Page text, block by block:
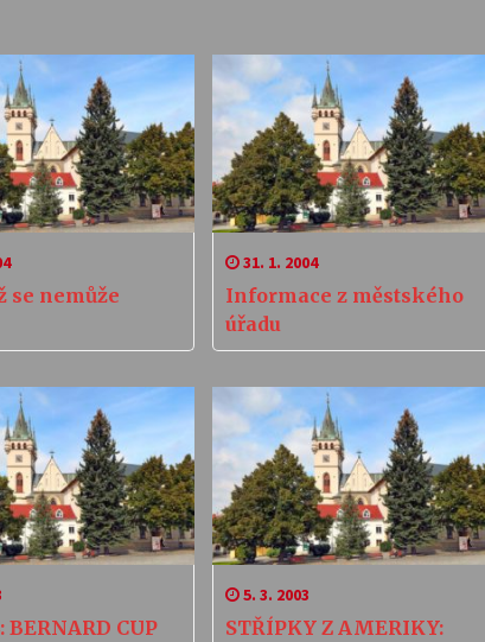
se nemůže
31. 1. 2004
Informace z městského
úřadu
BERNARD CUP
5. 3. 2003
STŘÍPKY Z AMERIKY: